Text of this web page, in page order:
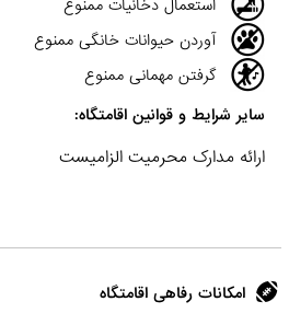
استعمال دخانیات ممنوع
آوردن حیوانات خانگی ممنوع
گرفتن مهمانی ممنوع
سایر شرایط و قوانین اقامتگاه:
ارائه مدارک محرمیت الزامیست
امکانات رفاهی اقامتگاه